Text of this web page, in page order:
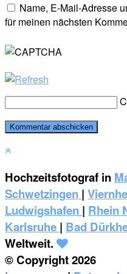
Name, E-Mail-Adresse
für meinen nächsten
Hochzeitsfotograf in
Schwetzingen |
‎Ludwigshafen | Rhein
Karlsruhe | Bad
Weltweit.
© Copyright 2026